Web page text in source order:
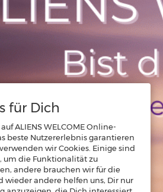
für Dich
ALIENS WELCOME Online-
beste Nutzererlebnis garantieren
wir Cookies. Einige sind
um die Funktionalität zu
andere brauchen wir für die
wieder andere helfen uns, Dir nur